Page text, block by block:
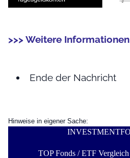
>>> Weitere Informationen
Ende der Nachricht
Hinweise in eigener Sache:
TOP Fonds / ETF